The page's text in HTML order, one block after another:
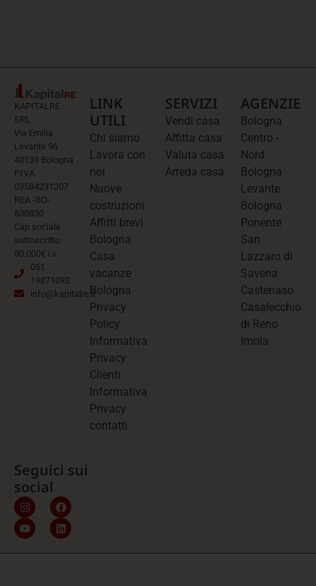
KAPITALRE
SRL
Via Emilia
Levante 96
40139 Bologna
P.IVA
03584231207
REA -BO-
530830
Cap sociale
sottoscritto
50.000€ i.v
051
19871092
info@kapitalre.it
LINK
UTILI
Chi siamo
Lavora con
noi
Nuove
costruzioni
Affitti brevi
Bologna
Casa
vacanze
Bologna
Privacy
Policy
Informativa
Privacy
Clienti
Informativa
Privacy
contatti
SERVIZI
Vendi casa
Affitta casa
Valuta casa
Arreda casa
AGENZIE
Bologna
Centro -
Nord
Bologna
Levante
Bologna
Ponente
San
Lazzaro di
Savena
Castenaso
Casalecchio
di Reno
Imola
Seguici sui
social